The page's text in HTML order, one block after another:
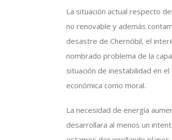
La situación actual respecto
no renovable y además
desastre de Chernóbil, el
nombrado problema de la
situación de inestabilidad en
económica como moral.
La necesidad de energía
desarrollara al menos un